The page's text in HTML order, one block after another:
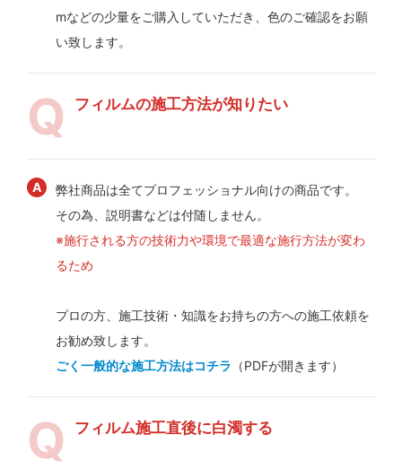
mなどの少量をご購入していただき、色のご確認をお願
い致します。
フィルムの施工方法が知りたい
弊社商品は全てプロフェッショナル向けの商品です。
その為、説明書などは付随しません。
※施行される方の技術力や環境で最適な施行方法が変わ
るため
プロの方、施工技術・知識をお持ちの方への施工依頼を
お勧め致します。
ごく一般的な施工方法はコチラ （PDFが開きます）
フィルム施工直後に白濁する